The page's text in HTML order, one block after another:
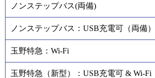
ノンステップバス(両備)
ノンステップバス：USB充電可（両備）
玉野特急：Wi-Fi
玉野特急（新型）：USB充電可 & Wi-Fi